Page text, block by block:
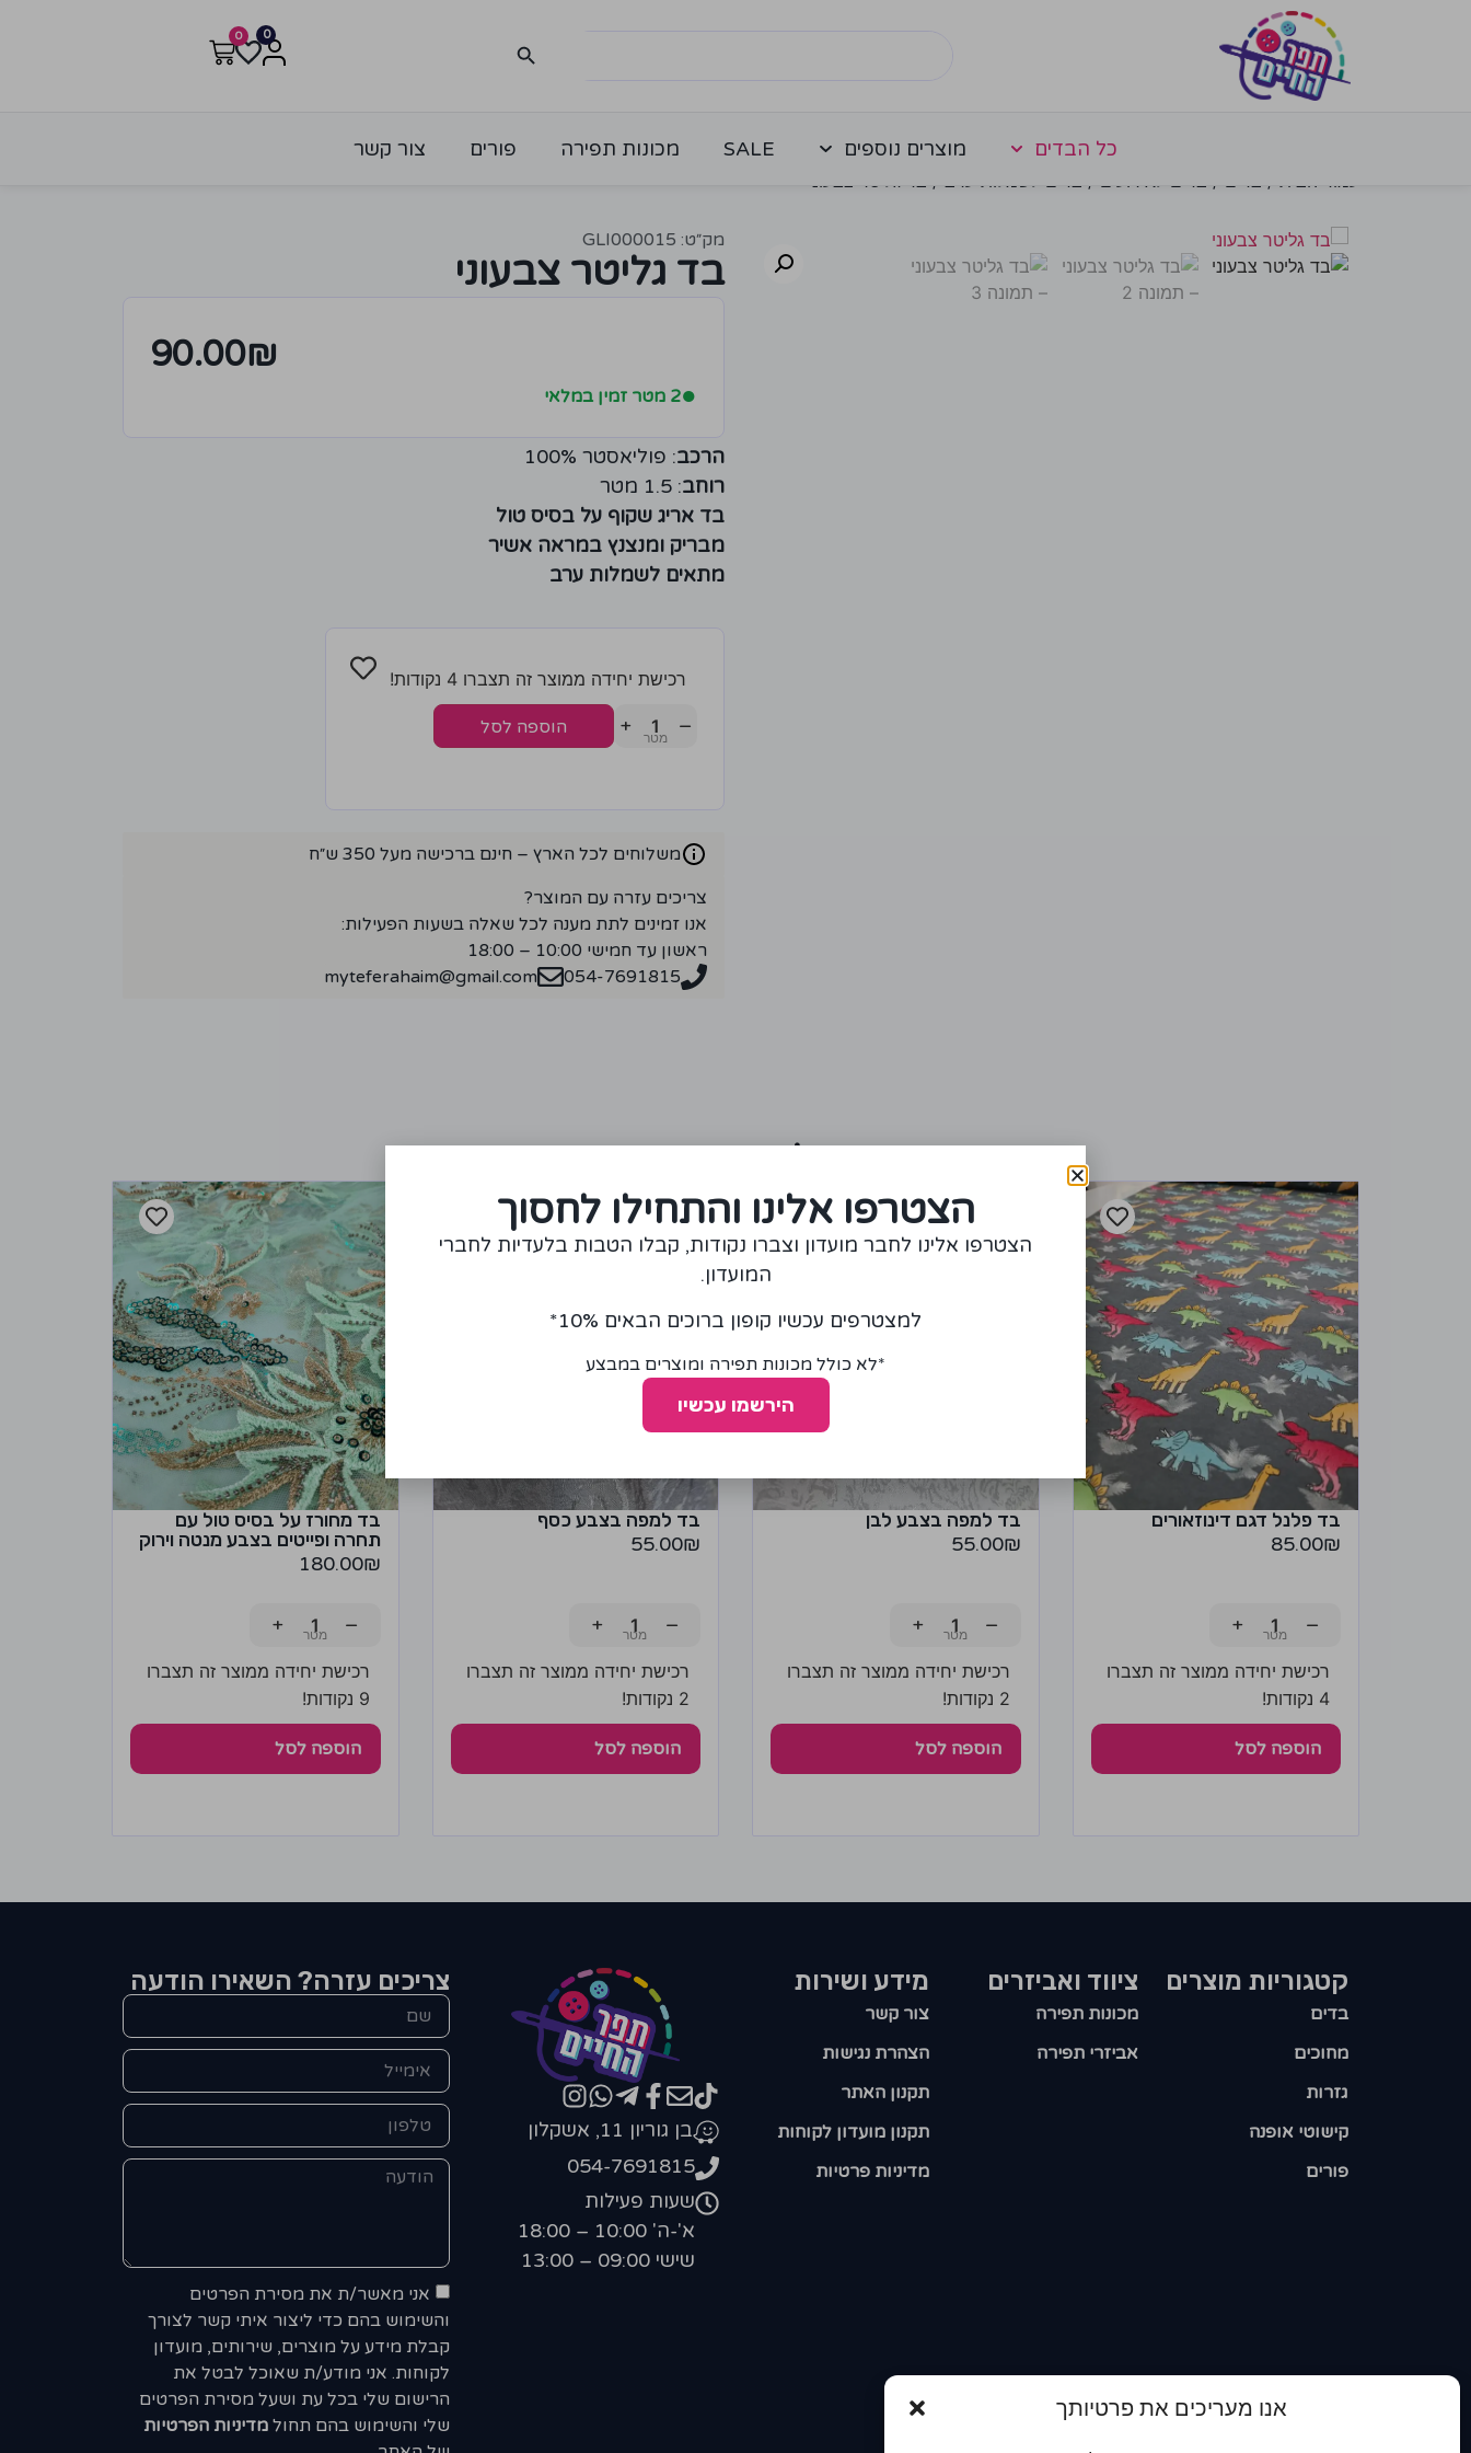
אנו מעריכים את פרטיותך
0
0
כל הבדים מוצרים נוספים SALE מכונות תפירה פורים צור קשר
מק״ט: GLI000015
בד גליטר צבעוני
90.00₪
●2 מטר זמין במלאי
הרכב: פוליאסטר 100%
רוחב: 1.5 מטר
בד אריג שקוף על בסיס טול
מבריק ומנצנץ במראה אשיר
מתאים לשמלות ערב
רכישת יחידה ממוצר זה תצברו 4 נקודות!
−
+ הוספה לסל
משלוחים לכל הארץ – חינם ברכישה מעל 350 ש״ח
צריכים עזרה עם המוצר?
אנו זמינים לתת מענה לכל שאלה בשעות הפעילות:
ראשון עד חמישי 10:00 – 18:00
054-7691815
myteferahaim@gmail.com
מומלצים עבורכם
בד פלנל דגם דינוזאורים
85.00₪
−
+
רכישת יחידה ממוצר זה תצברו
4 נקודות!
הוספה לסל
בד למפה בצבע לבן
55.00₪
−
+
רכישת יחידה ממוצר זה תצברו
2 נקודות!
הוספה לסל
בד למפה בצבע כסף
55.00₪
−
+
רכישת יחידה ממוצר זה תצברו
2 נקודות!
הוספה לסל
בד מחורז על בסיס טול עם
תחרה ופייטים בצבע מנטה וירוק
180.00₪
−
+
רכישת יחידה ממוצר זה תצברו
9 נקודות!
הוספה לסל
קטגוריות מוצרים​
בדים
מחוכים
גזרות
קישוטי אופנה
פורים
ציווד ואביזרים
מכונות תפירה
אביזרי תפירה
מידע ושירות
צור קשר
הצהרת נגישות
תקנון האתר
תקנון מועדון לקוחות
מדיניות פרטיות
בן גוריון 11, אשקלון
054-7691815
שעות פעילות
א'-ה' 10:00 – 18:00
שישי 09:00 – 13:00
צריכים עזרה? השאירו הודעה
אני מאשר/ת את מסירת הפרטים
והשימוש בהם כדי ליצור איתי קשר לצורך
קבלת מידע על מוצרים, שירותים, מועדון
לקוחות. אני מודע/ת שאוכל לבטל את
הרישום שלי בכל עת ושעל מסירת הפרטים
שלי והשימוש בהם תחול מדיניות הפרטיות
הצטרפו אלינו והתחילו לחסוך
הצטרפו אלינו לחבר מועדון וצברו נקודות, קבלו הטבות בלעדיות לחברי
המועדון.
למצטרפים עכשיו קופון ברוכים הבאים 10%*
*לא כולל מכונות תפירה ומוצרים במבצע
הירשמו עכשיו